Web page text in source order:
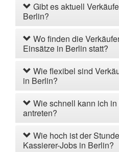
Gibt es aktuell
Berlin?
Wo finden die
Einsätze in Berlin statt?
Wie flexibel sind
in Berlin?
Wie schnell kann ich
antreten?
Wie hoch ist der
Kassierer-Jobs in Berlin?